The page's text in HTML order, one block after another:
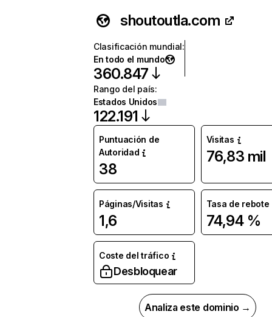
shoutoutla.com
Clasificación mundial:
En todo el mundo
360.847
Rango del país:
Estados Unidos
122.191
Puntuación de
Autoridad
38
Visitas
76,83 mil
Páginas/Visitas
1,6
Tasa de rebote
74,94 %
Coste del tráfico
Desbloquear
Analiza este dominio →